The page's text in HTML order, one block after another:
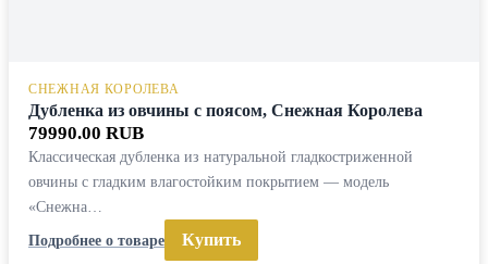
СНЕЖНАЯ КОРОЛЕВА
Дубленка из овчины с поясом, Снежная Королева
79990.00 RUB
Классическая дубленка из натуральной гладкостриженной
овчины с гладким влагостойким покрытием — модель
«Снежна…
Подробнее о товаре
Купить